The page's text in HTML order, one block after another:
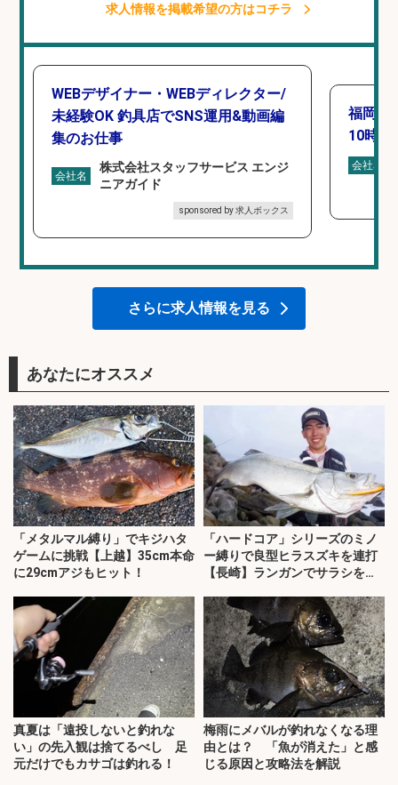
求人情報を掲載希望の方はコチラ
WEBデザイナー・WEBディレクター/
未経験OK 釣具店でSNS運用&動画編
集のお仕事
会社名
株式会社スタッフサービス エンジ
ニアガイド
sponsored by 求人ボックス
福岡「
10時間
会社名
さらに求人情報を見る
あなたにオススメ
「メタルマル縛り」でキジハタ
ゲームに挑戦【上越】35cm本命
に29cmアジもヒット！
「ハードコア」シリーズのミノ
ー縛りで良型ヒラスズキを連打
【長崎】ランガンでサラシを攻
真夏は「遠投しないと釣れな
い」の先入観は捨てるべし 足
元だけでもカサゴは釣れる！
梅雨にメバルが釣れなくなる理
由とは？ 「魚が消えた」と感
じる原因と攻略法を解説